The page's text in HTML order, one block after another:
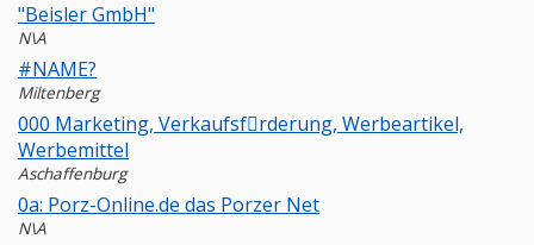
"Beisler GmbH"
N\A
#NAME?
Miltenberg
000 Marketing, Verkaufsfِrderung, Werbeartikel,
Werbemittel
Aschaffenburg
0a: Porz-Online.de das Porzer Net
N\A